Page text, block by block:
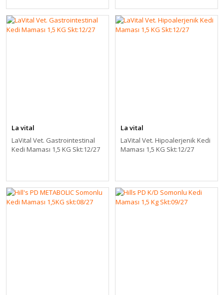
La vital
LaVital Vet. Gastrointestinal
Kedi Maması 1,5 KG Skt:12/27
La vital
LaVital Vet. Hipoalerjenik Kedi
Maması 1,5 KG Skt:12/27